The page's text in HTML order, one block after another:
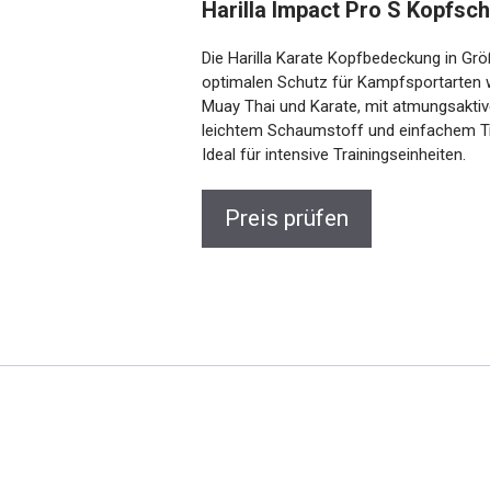
Harilla Impact Pro S
Die Harilla Karate Kopfbedeckung in
optimalen Schutz für Kampfsportarten
Muay Thai und Karate, mit
leichtem Schaumstoff und einfachem
Ideal für intensive Trainingseinheiten.
Preis prüfen